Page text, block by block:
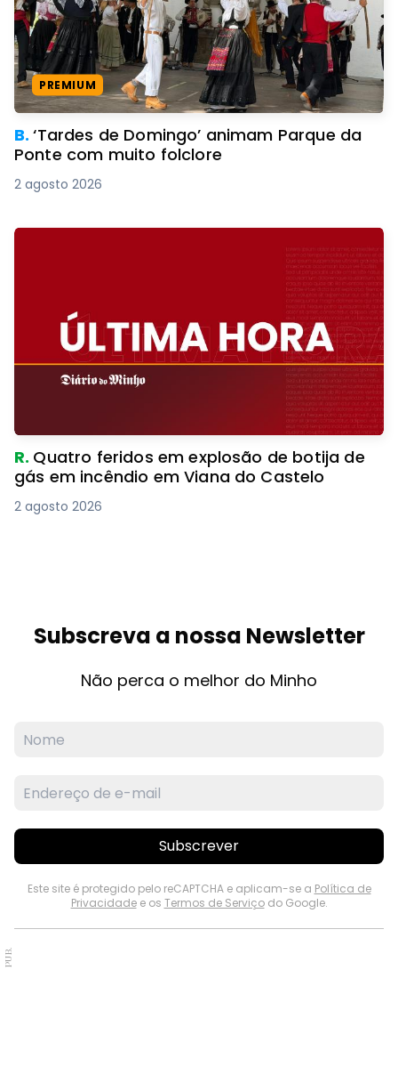
PREMIUM
B.‘Tardes de Domingo’ animam Parque da
Ponte com muito folclore
2 agosto 2026
R. Quatro feridos em explosão de botija de
gás em incêndio em Viana do Castelo
2 agosto 2026
Subscreva a nossa Newsletter
Não perca o melhor do Minho
Subscrever
Este site é protegido pelo reCAPTCHA e aplicam-se a Política de
Privacidadee os Termos de Serviçodo Google.
PUB.